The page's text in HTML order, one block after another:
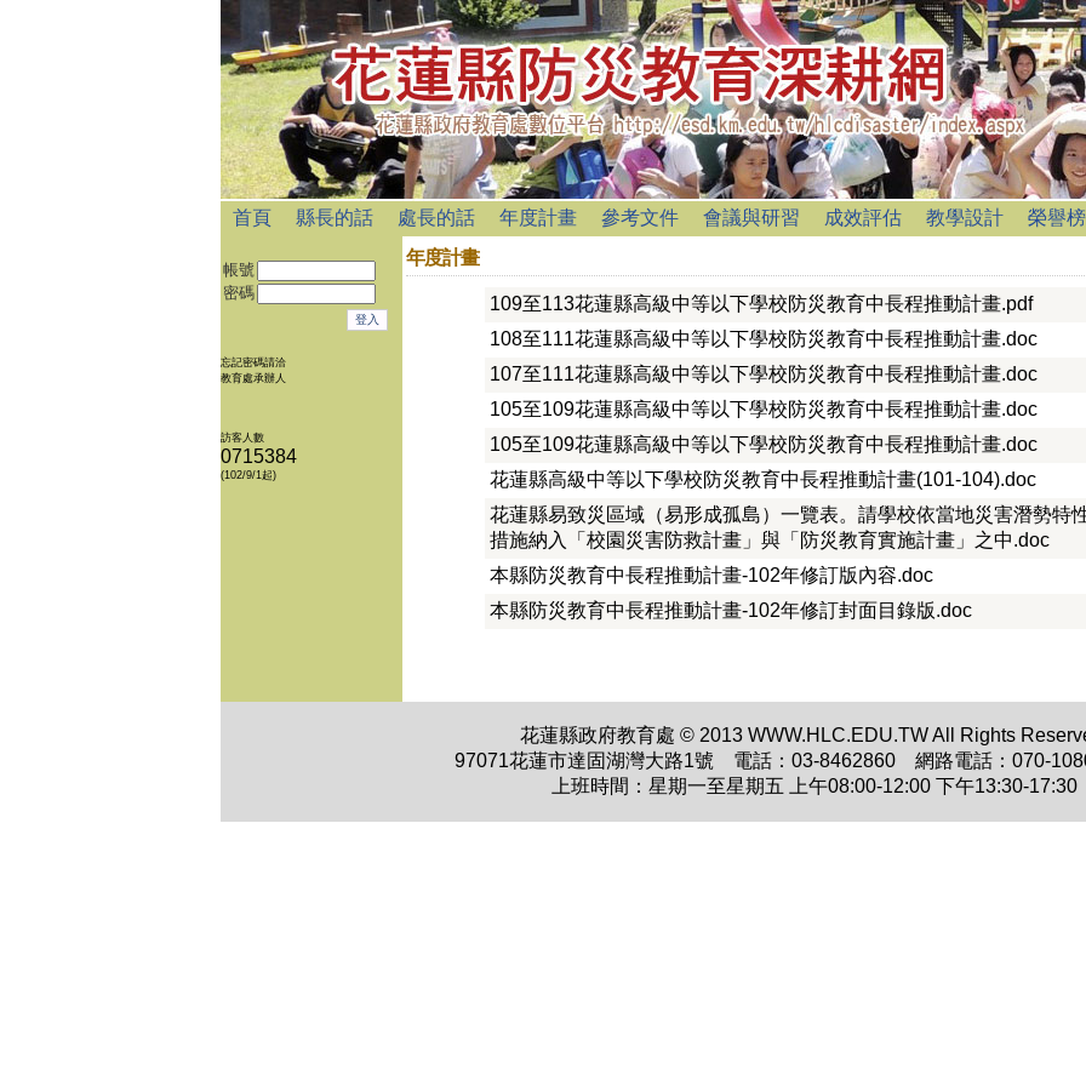
首頁 縣長的話 處長的話 年度計畫 參考文件 會議與研習 成效評估 教學設計 榮譽榜
帳號
密碼
忘記密碼請洽
教育處承辦人
訪客人數
0715384
(102/9/1起)
年度計畫
109至113花蓮縣高級中等以下學校防災教育中長程推動計畫.pdf
108至111花蓮縣高級中等以下學校防災教育中長程推動計畫.doc
107至111花蓮縣高級中等以下學校防災教育中長程推動計畫.doc
105至109花蓮縣高級中等以下學校防災教育中長程推動計畫.doc
105至109花蓮縣高級中等以下學校防災教育中長程推動計畫.doc
花蓮縣高級中等以下學校防災教育中長程推動計畫(101-104).doc
花蓮縣易致災區域（易形成孤島）一覽表。請學校依當地災害潛勢特
措施納入「校園災害防救計畫」與「防災教育實施計畫」之中.doc
本縣防災教育中長程推動計畫-102年修訂版內容.doc
本縣防災教育中長程推動計畫-102年修訂封面目錄版.doc
花蓮縣政府教育處 © 2013 WWW.HLC.EDU.TW All Rights
97071花蓮市達固湖灣大路1號 電話：03-8462860 網路電話：070-
上班時間：星期一至星期五 上午08:00-12:00 下午13:30-17:30